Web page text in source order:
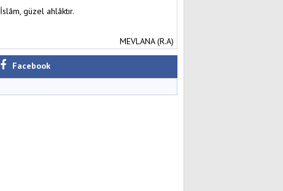
İslâm, güzel ahlâktır.
MEVLANA (R.A)
Facebook